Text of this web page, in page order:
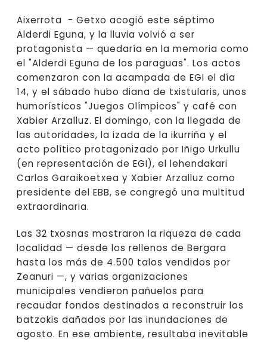
Aixerrota - Getxo acogió este séptimo
Alderdi Eguna, y la lluvia volvió a ser
protagonista — quedaría en la memoria como
el "Alderdi Eguna de los paraguas". Los actos
comenzaron con la acampada de EGI el día
14, y el sábado hubo diana de txistularis, unos
humorísticos "Juegos Olímpicos" y café con
Xabier Arzalluz. El domingo, con la llegada de
las autoridades, la izada de la ikurriña y el
acto político protagonizado por Iñigo Urkullu
(en representación de EGI), el lehendakari
Carlos Garaikoetxea y Xabier Arzalluz como
presidente del EBB, se congregó una multitud
extraordinaria.
Las 32 txosnas mostraron la riqueza de cada
localidad — desde los rellenos de Bergara
hasta los más de 4.500 talos vendidos por
Zeanuri —, y varias organizaciones
municipales vendieron pañuelos para
recaudar fondos destinados a reconstruir los
batzokis dañados por las inundaciones de
agosto. En ese ambiente, resultaba inevitable